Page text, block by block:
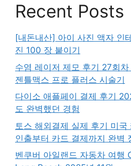
Recent Posts
[내돈내산] 아이 사진 액자 인
진 100 장 붙이기
수염 레이저 제모 후기 27회
젠틀맥스 프로 플러스 시술기
다이소 애플페이 결제 후기
도 완벽했던 경험
토스 해외결제 실제 후기 미
인출부터 카드 결제까지 완벽
벤쿠버 아일랜드 자동차 여행